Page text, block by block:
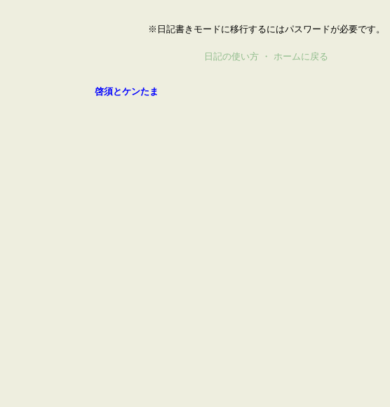
※日記書きモードに移行するにはパスワードが必要です。
日記の使い方 ・ ホームに戻る
啓須とケンたま